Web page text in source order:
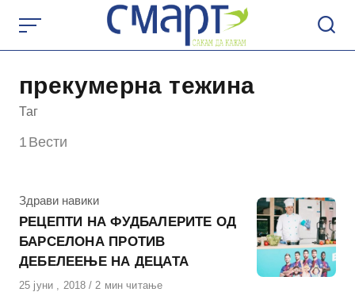
content
прекумерна тежина
Таг
1 Вести
КАтегорија
Здрави навики
РЕЦЕПТИ НА ФУДБАЛЕРИТЕ ОД
БАРСЕЛОНА ПРОТИВ
ДЕБЕЛЕЕЊЕ НА ДЕЦАТА
Објавено
25 јуни , 2018 2 мин читање